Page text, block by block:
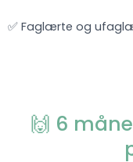
✅ Faglærte og
🙌 6